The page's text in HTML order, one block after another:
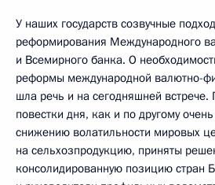
У наших государств созвучные
реформирования Международного
и Всемирного банка. О
реформы международной валютно-
шла речь и на сегодняшней встрече.
повестки дня, как и по другому
снижению волатильности мировых
на сельхозпродукцию, приняты
консолидированную позицию стран